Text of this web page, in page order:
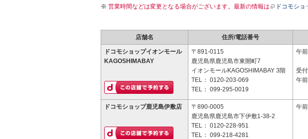
営業時間などは変更となる場合がございます。最新の情報は ドコモシ
店舗名 住所/電話番号
ドコモショップイオンモール
KAGOSHIMABAY
〒891-0115
鹿児島県鹿児島市東開町7
イオンモールKAGOSHIMABAY 3階
TEL： 0120-203-069
TEL： 099-295-0019
午
受
午
ドコモショップ鹿児島伊敷店
〒890-0005
鹿児島県鹿児島市下伊敷1-38-2
TEL： 0120-228-951
TEL： 099-218-4281
午